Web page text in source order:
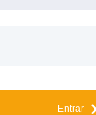
Entrar